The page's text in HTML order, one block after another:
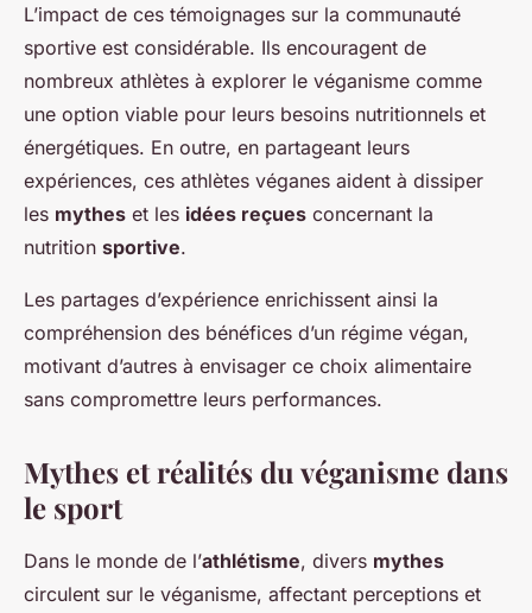
L’impact de ces témoignages sur la communauté
sportive est considérable. Ils encouragent de
nombreux athlètes à explorer le véganisme comme
une option viable pour leurs besoins nutritionnels et
énergétiques. En outre, en partageant leurs
expériences, ces athlètes véganes aident à dissiper
les mythes et les idées reçues concernant la
nutrition sportive.
Les partages d’expérience enrichissent ainsi la
compréhension des bénéfices d’un régime végan,
motivant d’autres à envisager ce choix alimentaire
sans compromettre leurs performances.
Mythes et réalités du véganisme dans
le sport
Dans le monde de l’athlétisme, divers mythes
circulent sur le véganisme, affectant perceptions et